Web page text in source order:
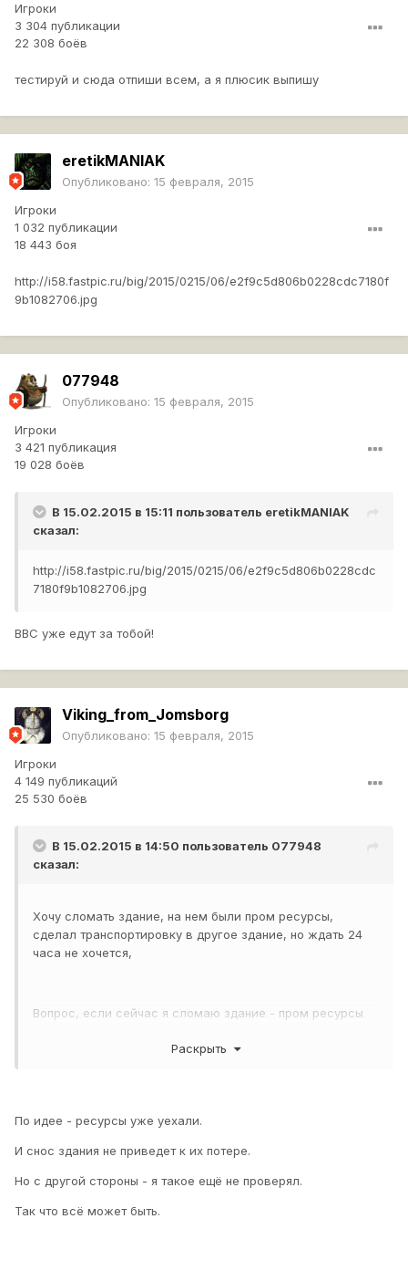
Игроки
3 304 публикации
22 308 боёв
тестируй и сюда отпиши всем, а я плюсик выпишу
eretikMANIAK
Опубликовано: 15 февраля, 2015
Игроки
1 032 публикации
18 443 боя
http://i58.fastpic.ru/big/2015/0215/06/e2f9c5d806b0228cdc7180f
9b1082706.jpg
077948
Опубликовано: 15 февраля, 2015
Игроки
3 421 публикация
19 028 боёв
В 15.02.2015 в 15:11 пользователь eretikMANIAK
сказал:
http://i58.fastpic.ru/big/2015/0215/06/e2f9c5d806b0228cdc
7180f9b1082706.jpg
BBC уже едут за тобой!
Viking_from_Jomsborg
Опубликовано: 15 февраля, 2015
Игроки
4 149 публикаций
25 530 боёв
В 15.02.2015 в 14:50 пользователь 077948
сказал:
Хочу сломать здание, на нем были пром ресурсы,
сделал транспортировку в другое здание, но ждать 24
часа не хочется,
Вопрос, если сейчас я сломаю здание - пром ресурсы
Раскрыть
По идее - ресурсы уже уехали.
И снос здания не приведет к их потере.
Но с другой стороны - я такое ещё не проверял.
Так что всё может быть.